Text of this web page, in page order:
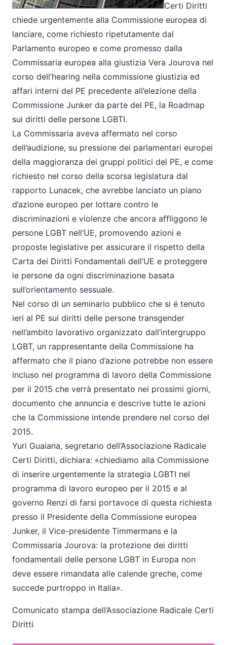
Certi Diritti
chiede urgentemente alla Commissione europea di
lanciare, come richiesto ripetutamente dal
Parlamento europeo e come promesso dalla
Commissaria europea alla giustizia Vera Jourova nel
corso dell’hearing nella commissione giustizia ed
affari interni del PE precedente all’elezione della
Commissione Junker da parte del PE, la Roadmap
sui diritti delle persone LGBTI.
La Commissaria aveva affermato nel corso
dell’audizione, su pressione dei parlamentari europei
della maggioranza dei gruppi politici del PE, e come
richiesto nel corso della scorsa legislatura dal
rapporto Lunacek, che avrebbe lanciato un piano
d’azione europeo per lottare contro le
discriminazioni e violenze che ancora affliggono le
persone LGBT nell’UE, promovendo azioni e
proposte legislative per assicurare il rispetto della
Carta dei Diritti Fondamentali dell’UE e proteggere
le persone da ogni discriminazione basata
sull’orientamento sessuale.
Nel corso di un seminario pubblico che si é tenuto
ieri al PE sui diritti delle persone transgender
nell’ambito lavorativo organizzato dall’intergruppo
LGBT, un rappresentante della Commissione ha
affermato che il piano d’azione potrebbe non essere
incluso nel programma di lavoro della Commissione
per il 2015 che verrà presentato nei prossimi giorni,
documento che annuncia e descrive tutte le azioni
che la Commissione intende prendere nel corso del
2015.
Yuri Guaiana, segretario dell’Associazione Radicale
Certi Diritti, dichiara: «chiediamo alla Commissione
di inserire urgentemente la strategia LGBTI nel
programma di lavoro europeo per il 2015 e al
governo Renzi di farsi portavoce di questa richiesta
presso il Presidente della Commissione europea
Junker, il Vice-presidente Timmermans e la
Commissaria Jourova: la protezione dei diritti
fondamentali delle persone LGBT in Europa non
deve essere rimandata alle calende greche, come
succede purtroppo in Italia».
Comunicato stampa dell’Associazione Radicale Certi
Diritti